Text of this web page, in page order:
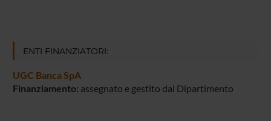
ENTI FINANZIATORI:
UGC Banca SpA
Finanziamento: assegnato e gestito dal Dipartimento